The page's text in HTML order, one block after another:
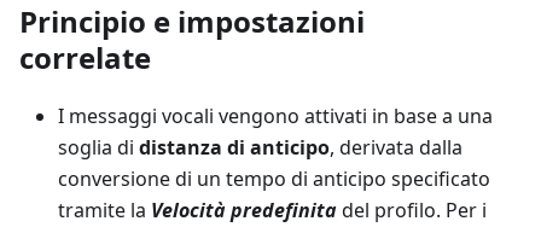
Principio e impostazioni
correlate
I messaggi vocali vengono attivati in base a una
soglia di distanza di anticipo, derivata dalla
conversione di un tempo di anticipo specificato
tramite la Velocità predefinitadel profilo. Per i